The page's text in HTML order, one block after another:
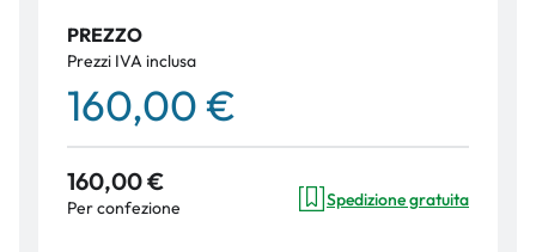
PREZZO
Prezzi IVA inclusa
160,00 €
160,00 €
Per confezione Spedizione gratuita